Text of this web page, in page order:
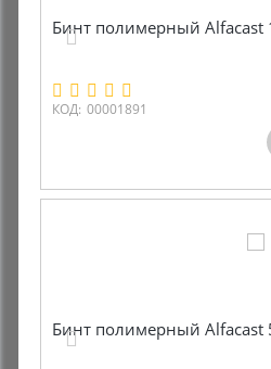
Бинт полимерный Alfacast
КОД: 00001891
Бинт полимерный Alfacast